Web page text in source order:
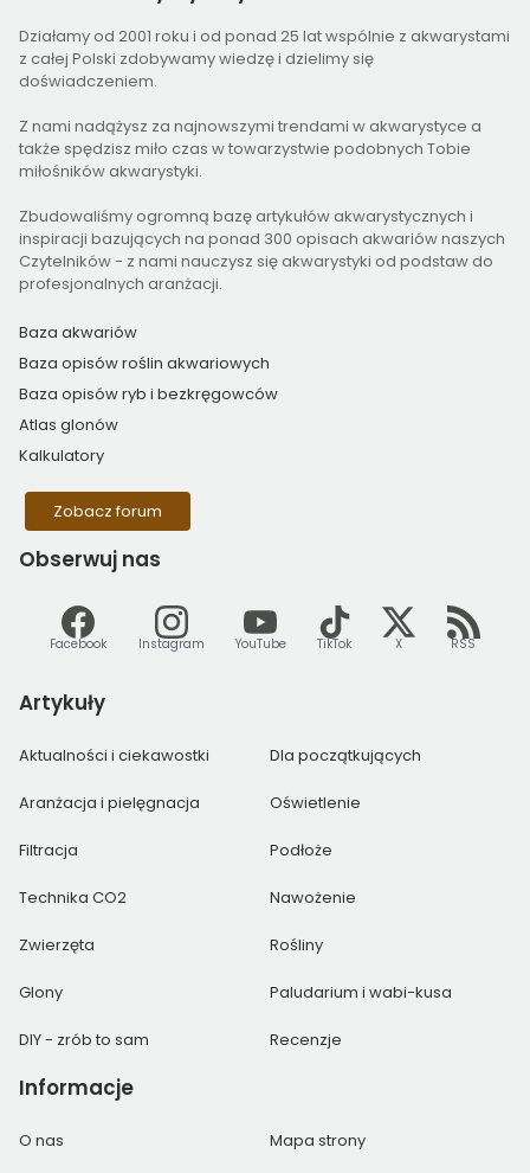
Działamy od 2001 roku i od ponad 25 lat wspólnie z akwarystami
z całej Polski zdobywamy wiedzę i dzielimy się
doświadczeniem.
Z nami nadążysz za najnowszymi trendami w akwarystyce a
także spędzisz miło czas w towarzystwie podobnych Tobie
miłośników akwarystyki.
Zbudowaliśmy ogromną bazę artykułów akwarystycznych i
inspiracji bazujących na ponad 300 opisach akwariów naszych
Czytelników - z nami nauczysz się akwarystyki od podstaw do
profesjonalnych aranżacji.
Baza akwariów
Baza opisów roślin akwariowych
Baza opisów ryb i bezkręgowców
Atlas glonów
Kalkulatory
Zobacz forum
Obserwuj nas
Facebook Instagram YouTube TikTok X RSS
Artykuły
Aktualności i ciekawostki Dla początkujących
Aranżacja i pielęgnacja Oświetlenie
Filtracja Podłoże
Technika CO2 Nawożenie
Zwierzęta Rośliny
Glony Paludarium i wabi-kusa
DIY - zrób to sam Recenzje
Informacje
O nas Mapa strony